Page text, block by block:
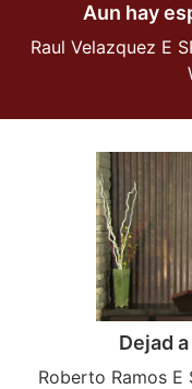
Aun hay
Raul Velazquez E
Dejad
Roberto Ramos E